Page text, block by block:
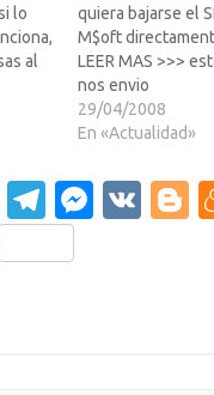
lo
al
quiera bajarse el
M$oft
LEER MAS >>>
nos envio
008/04/
KB936929-SP3-
29/04/2008
En «Actualidad»
W
at
T
el
e
M
V